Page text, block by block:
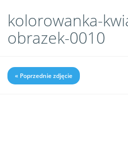
kolorowanka-
obrazek-0010
« Poprzednie zdjęcie